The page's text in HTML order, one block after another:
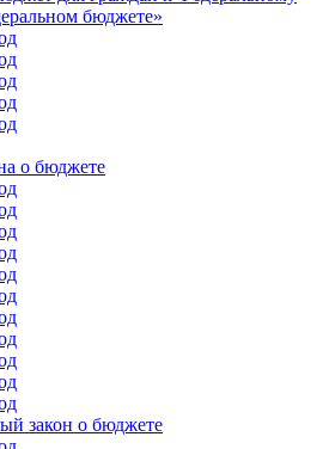
бюджете»
о бюджете
закон о бюджете